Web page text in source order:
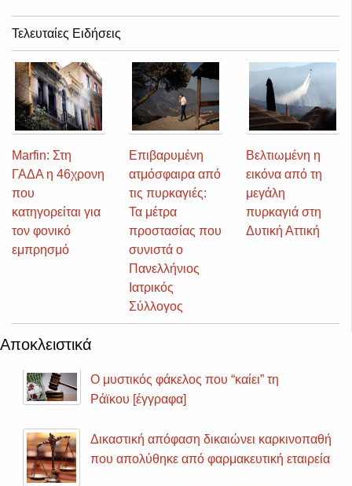
Τελευταίες Ειδήσεις
Marfin: Στη
ΓΑΔΑ η 46χρονη
που
κατηγορείται για
τον φονικό
εμπρησμό
Επιβαρυμένη
ατμόσφαιρα από
τις πυρκαγιές:
Τα μέτρα
προστασίας που
συνιστά ο
Πανελλήνιος
Ιατρικός
Σύλλογος
Βελτιωμένη η
εικόνα από τη
μεγάλη
πυρκαγιά στη
Δυτική Αττική
Αποκλειστικά
Ο μυστικός φάκελος που “καίει” τη
Ράϊκου [έγγραφα]
Δικαστική απόφαση δικαιώνει καρκινοπαθή
που απολύθηκε από φαρμακευτική εταιρεία